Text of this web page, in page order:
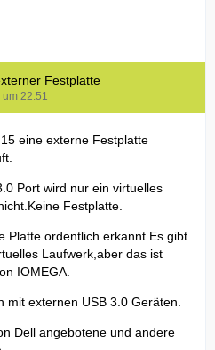
Festplatte
22:51
eine externe Festplatte
Port wird nur ein virtuelles
Festplatte.
Platte ordentlich erkannt.Es gibt
Laufwerk,aber das ist
IOMEGA.
externen USB 3.0 Geräten.
Dell angebotene und andere